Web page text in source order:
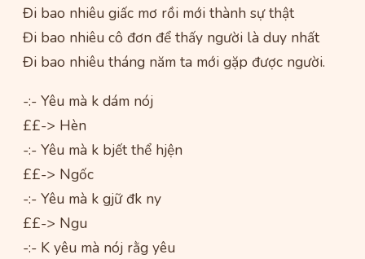
Đi bao nhiêu giấc mơ rồi mới thành sự thật
Đi bao nhiêu cô đơn để thấy người là duy nhất
Đi bao nhiêu tháng năm ta mới gặp được người.
-:- Yêu mà k dám nój
££-> Hèn
-:- Yêu mà k bjết thể hjện
££-> Ngốc
-:- Yêu mà k gjữ đk ny
££-> Ngu
-:- K yêu mà nój rằg yêu